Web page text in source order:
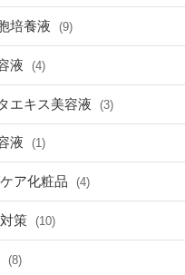
培養液 (9)
液 (4)
エキス美容液 (3)
液 (1)
ア化粧品 (4)
策 (10)
(8)